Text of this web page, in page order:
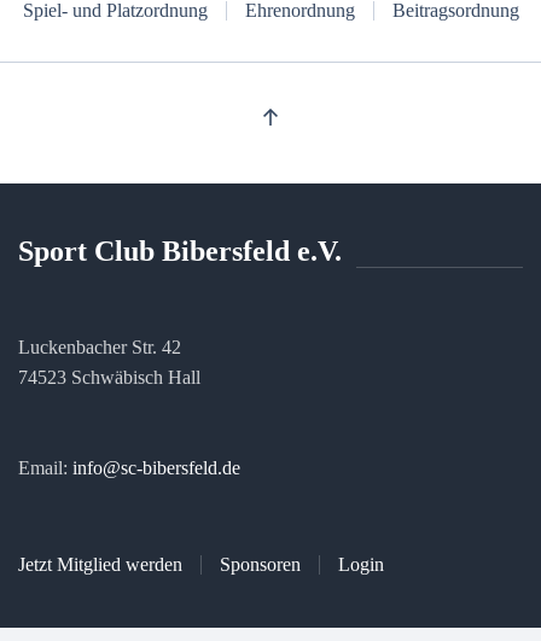
Spiel- und Platzordnung Ehrenordnung Beitragsordnung
Sport Club Bibersfeld e.V.
Luckenbacher Str. 42
74523 Schwäbisch Hall
Email: info@sc-bibersfeld.de
Jetzt Mitglied werden Sponsoren Login